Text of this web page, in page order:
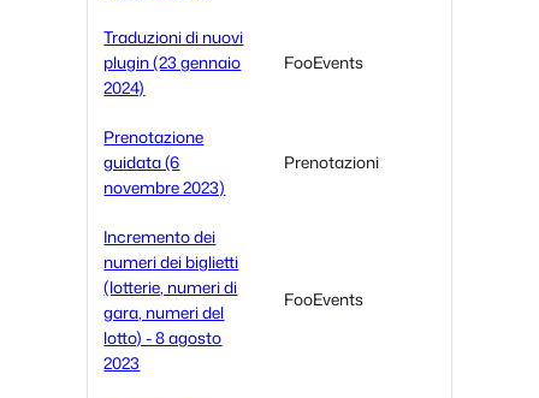
Traduzioni di nuovi
plugin (23 gennaio
2024)
FooEvents
Prenotazione
guidata (6
novembre 2023)
Prenotazioni
Incremento dei
numeri dei biglietti
(lotterie, numeri di
gara, numeri del
lotto) - 8 agosto
2023
FooEvents